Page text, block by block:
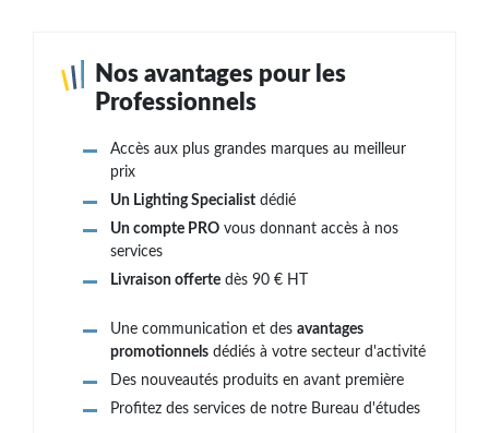
Nos avantages pour les
Professionnels
Accès aux plus grandes marques au meilleur
prix
Un Lighting Specialist dédié
Un compte PRO vous donnant accès à nos
services
Livraison offerte dès 90 € HT
Une communication et des avantages
promotionnels dédiés à votre secteur d'activité
Des nouveautés produits en avant première
Profitez des services de notre Bureau d'études